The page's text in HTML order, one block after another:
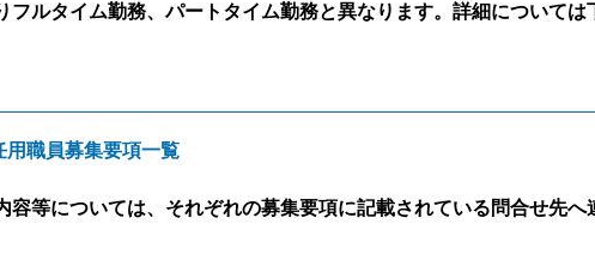
フルタイム勤務、パートタイム勤務と異なります。詳細について
用職員募集要項一覧
容等については、それぞれの募集要項に記載されている問合せ先へ